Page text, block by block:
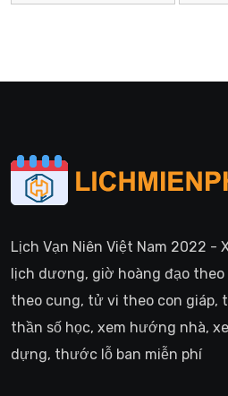
Lịch Vạn Niên Việt Nam 2022 -
lịch dương, giờ hoàng đạo
theo cung, tử vi theo con giáp,
thần số học, xem hướng nhà,
dựng, thước lỗ ban miễn phí